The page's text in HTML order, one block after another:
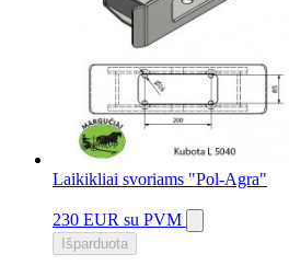
Laikikliai svoriams "Pol-Agra"
230 EUR su PVM
Išparduota